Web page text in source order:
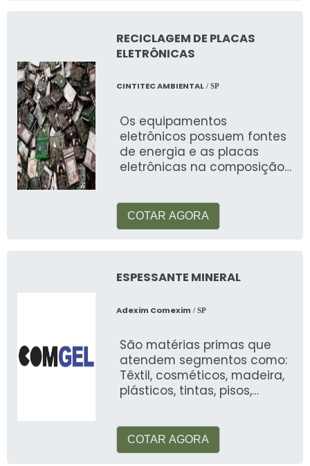
RECICLAGEM DE PLACAS
ELETRÔNICAS
CINTITEC AMBIENTAL/ SP
Os equipamentos
eletrônicos possuem fontes
de energia e as placas
eletrônicas na composição,
COTAR AGORA
ESPESSANTE MINERAL
Adexim Comexim / SP
São matérias primas que
atendem segmentos como:
Têxtil, cosméticos, madeira,
plásticos, tintas, pisos,
COTAR AGORA